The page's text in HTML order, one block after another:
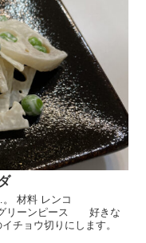
材料 レンコ
ンピース 好きな
チョウ切りにします。